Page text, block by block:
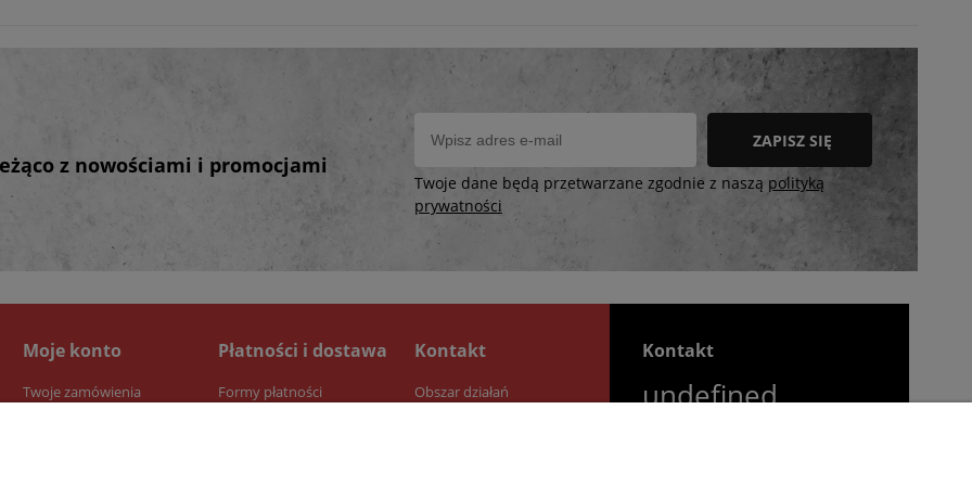
z nowościami i promocjami
ZAPISZ SIĘ
Twoje dane będą przetwarzane zgodnie z naszą polityką
prywatności
Moje konto
Twoje zamówienia
Płatności i dostawa
Formy płatności
Kontakt
Obszar działań
Kontakt
undefined